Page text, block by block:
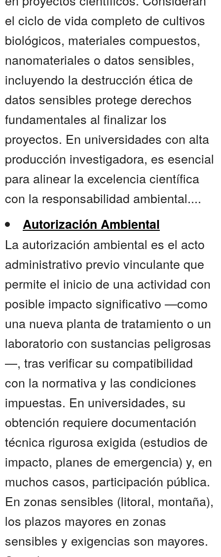
el ciclo de vida completo de cultivos
biológicos, materiales compuestos,
nanomateriales o datos sensibles,
incluyendo la destrucción ética de
datos sensibles protege derechos
fundamentales al finalizar los
proyectos. En universidades con alta
producción investigadora, es esencial
para alinear la excelencia científica
con la responsabilidad ambiental....
Autorización Ambiental
La autorización ambiental es el acto
administrativo previo vinculante que
permite el inicio de una actividad con
posible impacto significativo —como
una nueva planta de tratamiento o un
laboratorio con sustancias peligrosas
—, tras verificar su compatibilidad
con la normativa y las condiciones
impuestas. En universidades, su
obtención requiere documentación
técnica rigurosa exigida (estudios de
impacto, planes de emergencia) y, en
muchos casos, participación pública.
En zonas sensibles (litoral, montaña),
los plazos mayores en zonas
sensibles y exigencias son mayores.